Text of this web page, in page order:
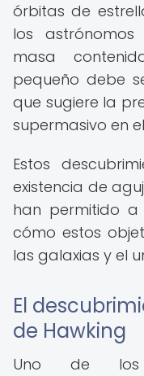
órbitas de
los
masa
pequeño debe
que sugiere la
supermasivo en
Estos
existencia de
han permitido a
cómo estos
las galaxias y el
El
de Hawking
Uno de los